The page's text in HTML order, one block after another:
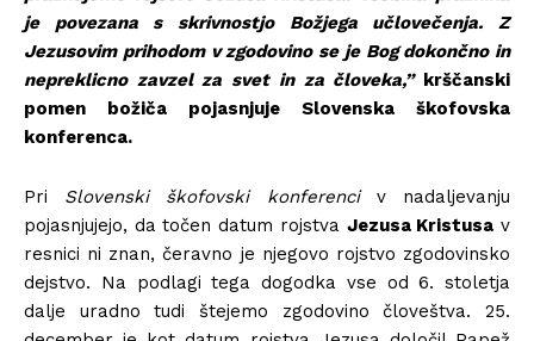
je povezana s skrivnostjo Božjega učlovečenja. Z
Jezusovim prihodom v zgodovino se je Bog dokončno in
nepreklicno zavzel za svet in za človeka,”krščanski
pomen božiča pojasnjuje Slovenska škofovska
konferenca.
Pri Slovenski škofovski konferenciv nadaljevanju
pojasnjujejo, da točen datum rojstva Jezusa Kristusa v
resnici ni znan, čeravno je njegovo rojstvo zgodovinsko
dejstvo. Na podlagi tega dogodka vse od 6. stoletja
dalje uradno tudi štejemo zgodovino človeštva. 25.